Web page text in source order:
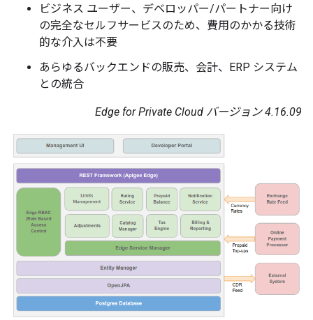
ビジネス ユーザー、デベロッパー/パートナー向け
の完全なセルフサービスのため、費用のかかる技術
的な介入は不要
あらゆるバックエンドの販売、会計、ERP システム
との統合
Edge for Private Cloud バージョン 4.16.09